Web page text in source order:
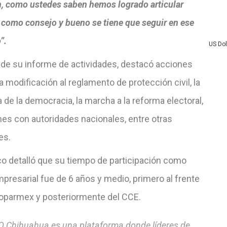
como ustedes saben hemos logrado articular
consejo y bueno se tiene que seguir en ese
su informe de actividades, destacó acciones
modificación al reglamento de protección civil, la
de la democracia, la marcha a la reforma electoral,
con autoridades nacionales, entre otras
detalló que su tiempo de participación como
fue de 6 años y medio, primero al frente
y posteriormente del CCE.
US